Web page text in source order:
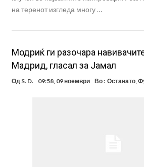
на теренот изгледа многу …
Модриќ ги разочара
Мадрид, гласал за Јамал
Од S. D. 09:58, 09 ноември Во : Останато,